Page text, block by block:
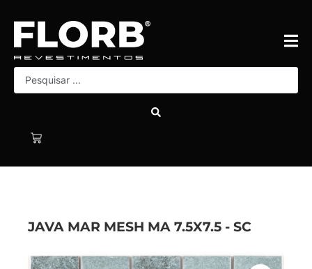
JAVA MAR MESH MA 7.5X7.5 - SC